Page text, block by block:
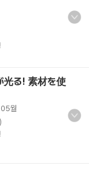
光る! 素材を使
월